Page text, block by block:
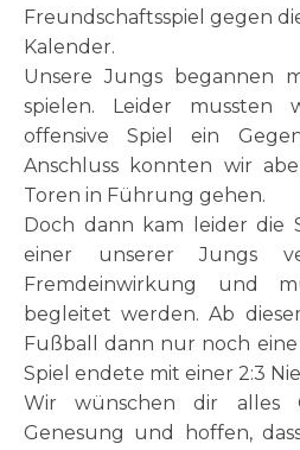
Freundschaftsspiel gegen
Kalender.
Unsere Jungs begannen
spielen. Leider
offensive Spiel ein
Anschluss konnten wir
Toren in Führung gehen.
Doch dann kam leider die
einer unserer Jungs
Fremdeinwirkung und
begleitet werden. Ab
Fußball dann nur noch
Spiel endete mit einer 2:3
Wir wünschen dir alles
Genesung und hoffen,